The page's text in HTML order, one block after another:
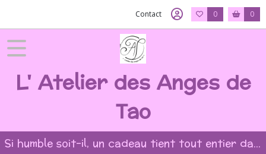
Contact 0 0
L' Atelier des Anges de
Tao
Si humble soit-il, un cadeau tient tout entier dans l'intention et la beauté du geste ?